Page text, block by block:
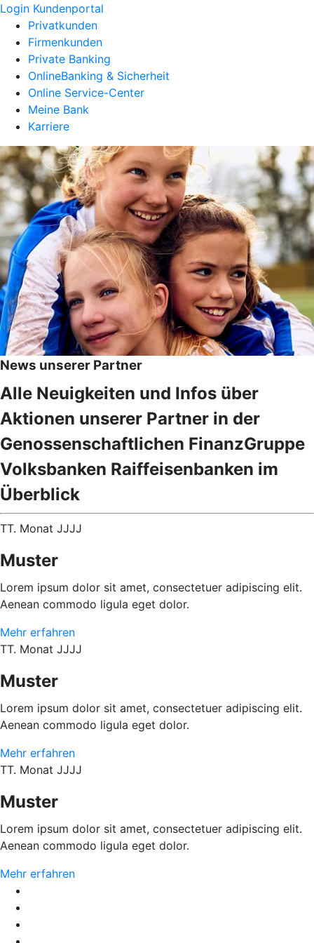
Login Kundenportal
Privatkunden
Firmenkunden
Private Banking
OnlineBanking & Sicherheit
Online Service-Center
Meine Bank
Karriere
News unserer Partner
Alle Neuigkeiten und Infos über
Aktionen unserer Partner in der
Genossenschaftlichen FinanzGruppe
Volksbanken Raiffeisenbanken im
Überblick
TT. Monat JJJJ
Muster
Lorem ipsum dolor sit amet, consectetuer adipiscing elit.
Aenean commodo ligula eget dolor.
Mehr erfahren
TT. Monat JJJJ
Muster
Lorem ipsum dolor sit amet, consectetuer adipiscing elit.
Aenean commodo ligula eget dolor.
Mehr erfahren
TT. Monat JJJJ
Muster
Lorem ipsum dolor sit amet, consectetuer adipiscing elit.
Aenean commodo ligula eget dolor.
Mehr erfahren